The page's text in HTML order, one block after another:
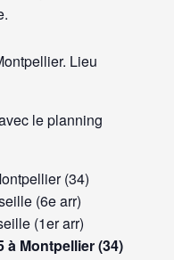
Lieu
le planning
(34)
(6e arr)
(1er arr)
à Montpellier (34)